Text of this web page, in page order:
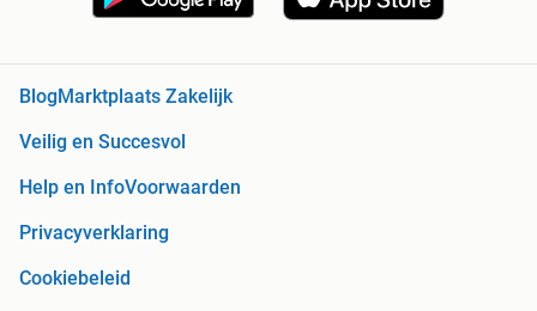
Blog Marktplaats Zakelijk
Veilig en Succesvol
Help en InfoVoorwaarden
Privacyverklaring
Cookiebeleid